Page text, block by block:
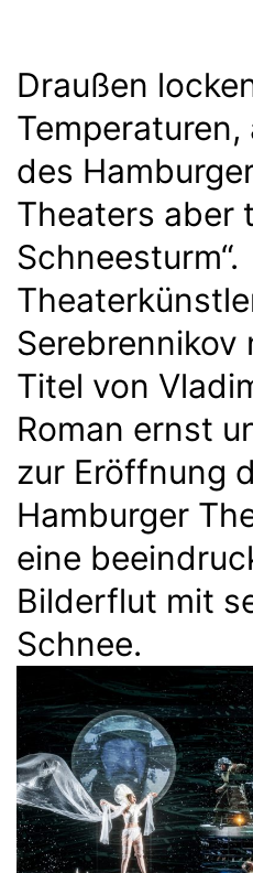
Draußen
des
Theaters aber
Schneesturm“.
Serebrennikov
Titel von
Roman ernst
zur Eröffnung
Hamburger
eine
Bilderflut mit
Schnee.